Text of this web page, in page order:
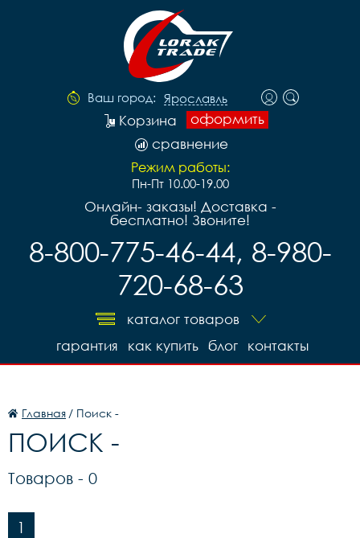
Ваш город: Ярославль
оформить
Корзина
сравнение
Режим работы:
Пн-Пт 10.00-19.00
Онлайн- заказы! Доставка -
бесплатно! Звоните!
8-800-775-46-44, 8-980-
720-68-63
каталог товаров
контакты
блог
как купить
гарантия
Главная / Поиск -
ПОИСК -
Товаров - 0
1